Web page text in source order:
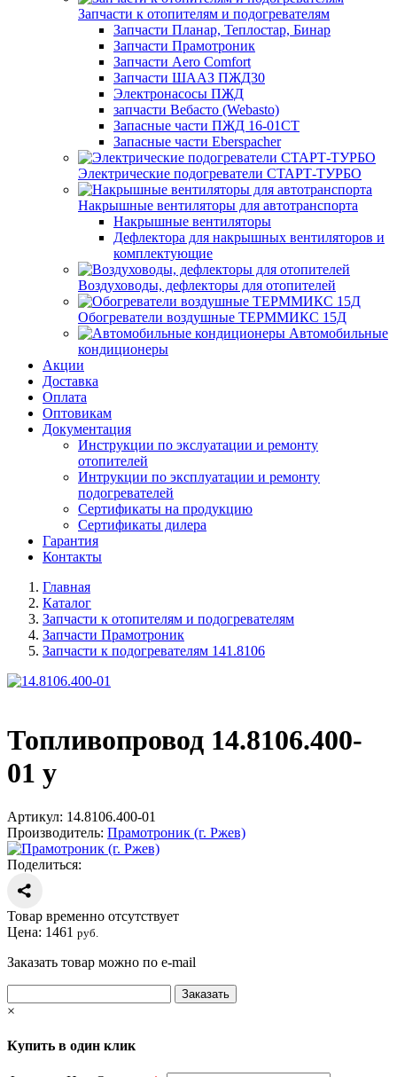
Запчасти к отопителям и подогревателям
Запчасти Планар, Теплостар, Бинар
Запчасти Прамотроник
Запчасти Aero Comfort
Запчасти ШААЗ ПЖД30
Электронасосы ПЖД
запчасти Вебасто (Webasto)
Запасные части ПЖД 16-01СТ
Запасные части Eberspacher
Электрические подогреватели СТАРТ-ТУРБО
Накрышные вентиляторы для автотранспорта
Накрышные вентиляторы
Дефлектора для накрышных вентиляторов и
комплектующие
Воздуховоды, дефлекторы для отопителей
Обогреватели воздушные ТЕРММИКС 15Д
Автомобильные
кондиционеры
Акции
Доставка
Оплата
Оптовикам
Документация
Инструкции по экслуатации и ремонту
отопителей
Интрукции по эксплуатации и ремонту
подогревателей
Сертификаты на продукцию
Сертификаты дилера
Гарантия
Контакты
Главная
Каталог
Запчасти к отопителям и подогревателям
Запчасти Прамотроник
Запчасти к подогревателям 141.8106
Топливопровод 14.8106.400-
01 у
Артикул: 14.8106.400-01
Производитель: Прамотроник (г. Ржев)
Поделиться:
Товар временно отсутствует
Цена: 1461 руб.
Заказать товар можно по e-mail
×
Купить в один клик